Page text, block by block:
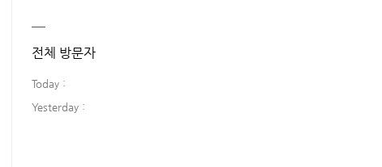
전체 방문자
Today :
Yesterday :